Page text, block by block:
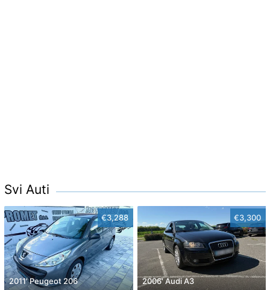
Svi Auti
€3,288
2011' Peugeot 206
€3,300
2006' Audi A3